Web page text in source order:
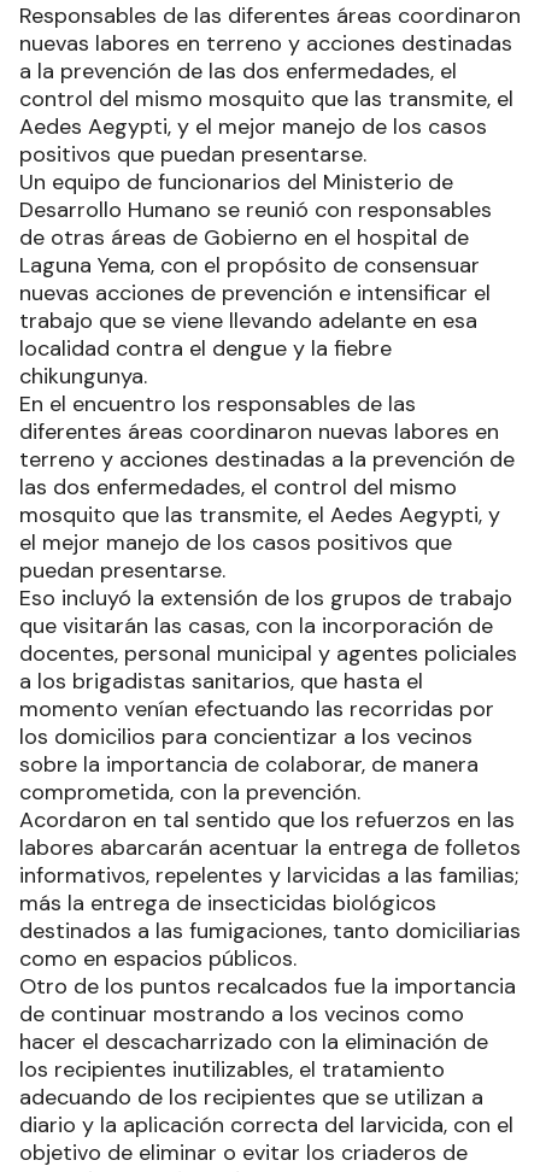
Responsables de las diferentes áreas coordinaron
nuevas labores en terreno y acciones destinadas
a la prevención de las dos enfermedades, el
control del mismo mosquito que las transmite, el
Aedes Aegypti, y el mejor manejo de los casos
positivos que puedan presentarse.
Un equipo de funcionarios del Ministerio de
Desarrollo Humano se reunió con responsables
de otras áreas de Gobierno en el hospital de
Laguna Yema, con el propósito de consensuar
nuevas acciones de prevención e intensificar el
trabajo que se viene llevando adelante en esa
localidad contra el dengue y la fiebre
chikungunya.
En el encuentro los responsables de las
diferentes áreas coordinaron nuevas labores en
terreno y acciones destinadas a la prevención de
las dos enfermedades, el control del mismo
mosquito que las transmite, el Aedes Aegypti, y
el mejor manejo de los casos positivos que
puedan presentarse.
Eso incluyó la extensión de los grupos de trabajo
que visitarán las casas, con la incorporación de
docentes, personal municipal y agentes policiales
a los brigadistas sanitarios, que hasta el
momento venían efectuando las recorridas por
los domicilios para concientizar a los vecinos
sobre la importancia de colaborar, de manera
comprometida, con la prevención.
Acordaron en tal sentido que los refuerzos en las
labores abarcarán acentuar la entrega de folletos
informativos, repelentes y larvicidas a las familias;
más la entrega de insecticidas biológicos
destinados a las fumigaciones, tanto domiciliarias
como en espacios públicos.
Otro de los puntos recalcados fue la importancia
de continuar mostrando a los vecinos como
hacer el descacharrizado con la eliminación de
los recipientes inutilizables, el tratamiento
adecuando de los recipientes que se utilizan a
diario y la aplicación correcta del larvicida, con el
objetivo de eliminar o evitar los criaderos de